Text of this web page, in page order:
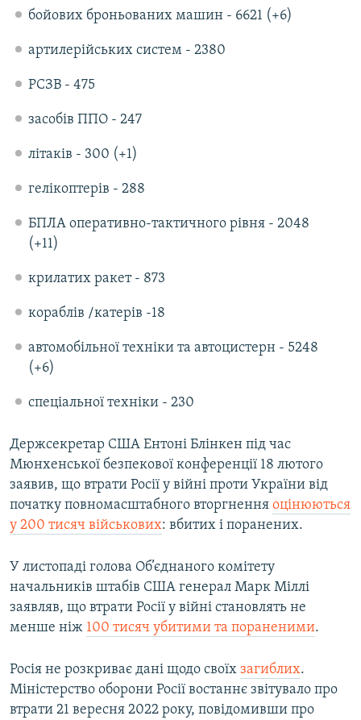
бойових броньованих машин - 6621 (+6)
артилерійських систем - 2380
РСЗВ - 475
засобів ППО - 247
літаків - 300 (+1)
гелікоптерів - 288
БПЛА оперативно-тактичного рівня - 2048
(+11)
крилатих ракет - 873
кораблів /катерів -18
автомобільної техніки та автоцистерн - 5248
(+6)
спеціальної техніки - 230
Держсекретар США Ентоні Блінкен під час
Мюнхенської безпекової конференції 18 лютого
заявив, що втрати Росії у війні проти України від
початку повномасштабного вторгнення оцінюються
у 200 тисяч військових: вбитих і поранених.
У листопаді голова Об’єднаного комітету
начальників штабів США генерал Марк Міллі
заявляв, що втрати Росії у війні становлять не
менше ніж 100 тисяч убитими та пораненими.
Росія не розкриває дані щодо своїх загиблих.
Міністерство оборони Росії востаннє звітувало про
втрати 21 вересня 2022 року, повідомивши про